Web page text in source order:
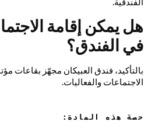
هل يمكن إقامة
في الفندق؟
بالتأكيد، فندق العبيكان مجهّز بقاعات
الاجتماعات والفعاليات.
حصة هذه المادة: